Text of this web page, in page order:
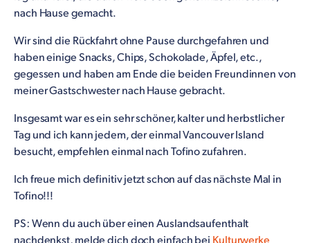
nach Hause gemacht.
Wir sind die Rückfahrt ohne Pause durchgefahren und
haben einige Snacks, Chips, Schokolade, Äpfel, etc.,
gegessen und haben am Ende die beiden Freundinnen von
meiner Gastschwester nach Hause gebracht.
Insgesamt war es ein sehr schöner, kalter und herbstlicher
Tag und ich kann jedem, der einmal Vancouver Island
besucht, empfehlen einmal nach Tofino zufahren.
Ich freue mich definitiv jetzt schon auf das nächste Mal in
Tofino!!!
PS: Wenn du auch über einen Auslandsaufenthalt